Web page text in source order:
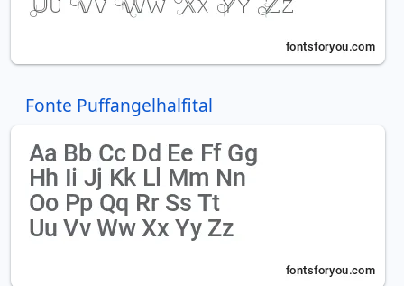
Fonte Puffangelhalfital